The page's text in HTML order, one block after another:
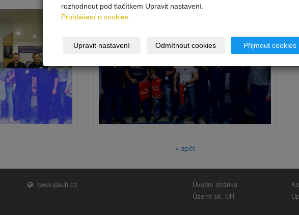
« zpět
www.ipauh.cz
Úvodní stránka
Území sk. UH
rozhodnout pod tlačítkem Upravit nastavení.
Prohlášení o cookies.
Upravit nastavení Odmítnout cookies Přijmout cookies